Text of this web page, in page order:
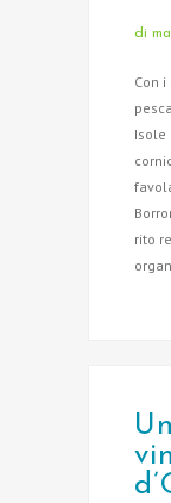
di
Con
Isole
rito